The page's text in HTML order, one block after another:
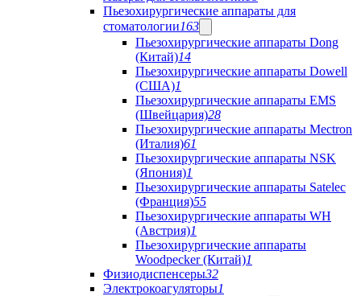
Пьезохирургические аппараты для
стоматологии163
Пьезохирургические аппараты Dong
(Китай)14
Пьезохирургические аппараты Dowell
(США)1
Пьезохирургические аппараты EMS
(Швейцария)28
Пьезохирургические аппараты Mectron
(Италия)61
Пьезохирургические аппараты NSK
(Япония)1
Пьезохирургические аппараты Satelec
(Франция)55
Пьезохирургические аппараты WH
(Австрия)1
Пьезохирургические аппараты
Woodpecker (Китай)1
Физиодиспенсеры32
Электрокоагуляторы1